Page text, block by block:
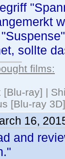
sollte
films:
[Blu-ray] |
[Blu-ray
16,
and